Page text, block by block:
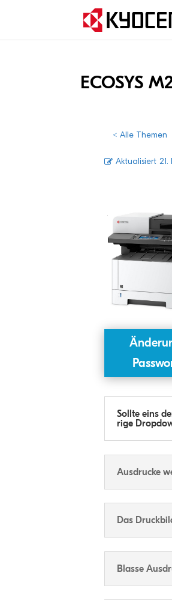
ECOSYS
< Alle Themen
Aktualisiert
Sollte eins
rige
Aus­dru­cke
Das
Blasse